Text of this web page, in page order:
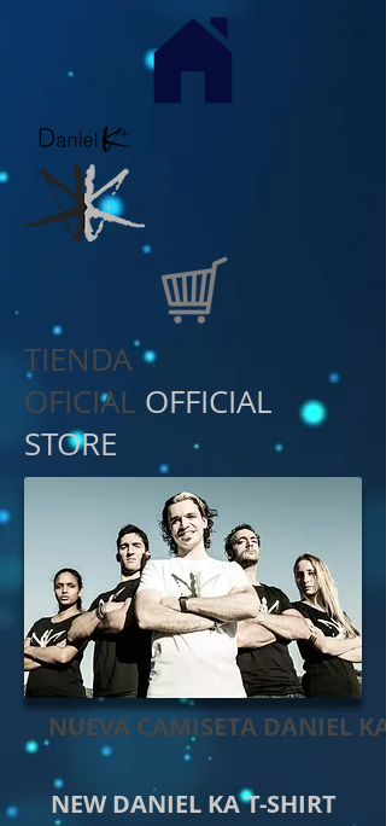
TIENDA
OFICIAL OFFICIAL
STORE
NUEVA CAMISETA DANIEL KA
NEW DANIEL KA T-SHIRT